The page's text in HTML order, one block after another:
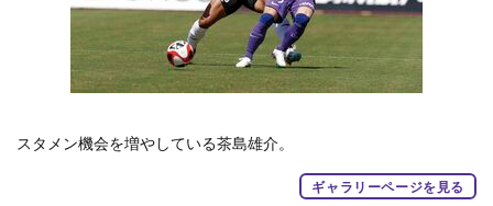
スタメン機会を増やしている茶島雄介。
ギャラリーページを見る